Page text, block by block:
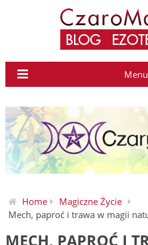
Menu
Home
Magiczne Życie
Mech, paproć i trawa w magii
MECH, PAPROĆ I